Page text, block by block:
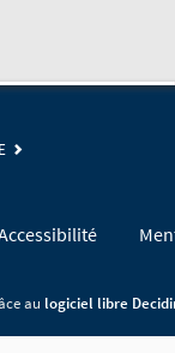
au logiciel libre